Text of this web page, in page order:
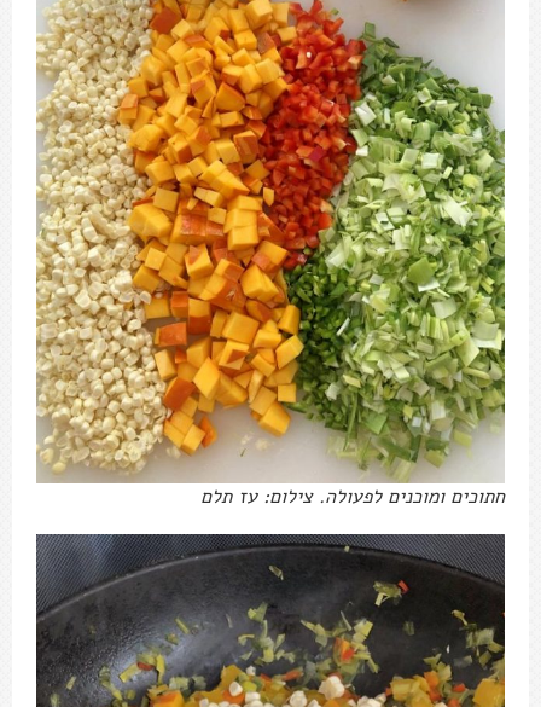
חתוכים ומוכנים לפעולה. צילום: עז תלם